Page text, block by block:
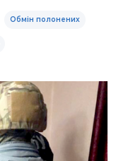
Обмін полонених